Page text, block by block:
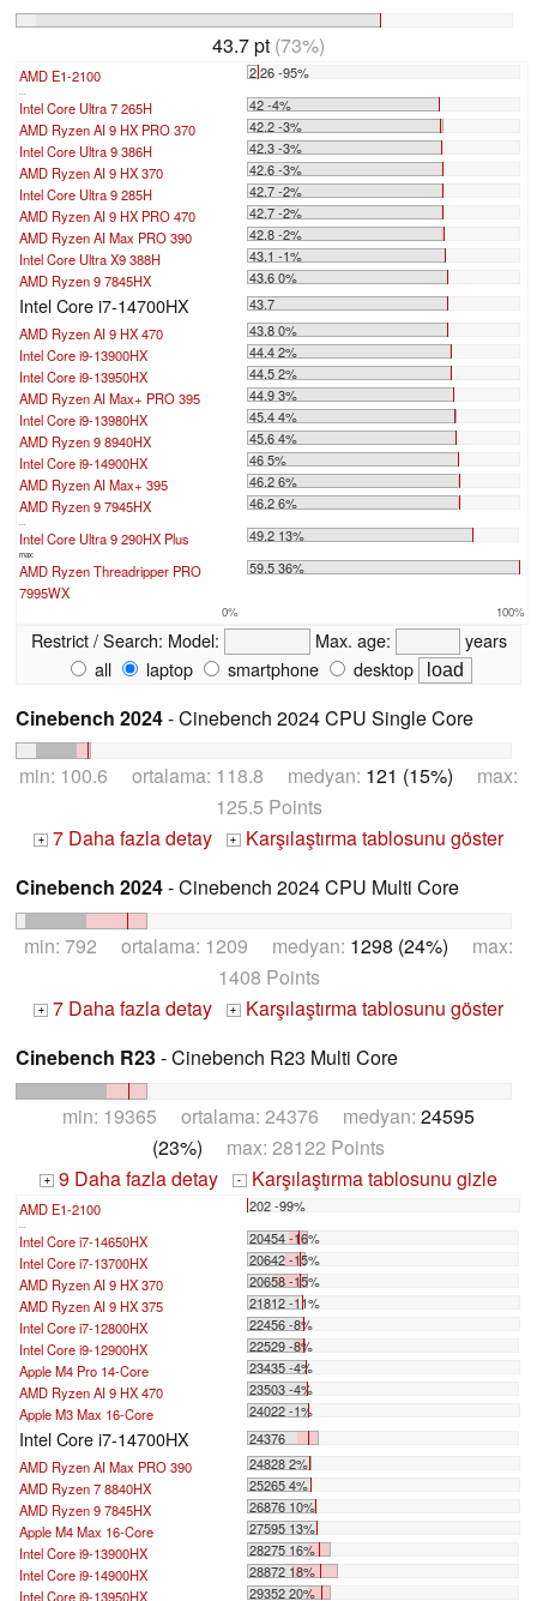
43.7 pt (73%)
AMD E1-2100 2.26 -95%
Intel Core Ultra 7 265H
42 -4%
AMD Ryzen AI 9 HX PRO 370
42.2 -3%
Intel Core Ultra 9 386H
42.3 -3%
AMD Ryzen AI 9 HX 370
42.6 -3%
Intel Core Ultra 9 285H
42.7 -2%
AMD Ryzen AI 9 HX PRO 470
42.7 -2%
AMD Ryzen AI Max PRO 390
42.8 -2%
Intel Core Ultra X9 388H
43.1 -1%
AMD Ryzen 9 7845HX
43.6 0%
Intel Core i7-14700HX
43.7
AMD Ryzen AI 9 HX 470
43.8 0%
Intel Core i9-13900HX
44.4 2%
Intel Core i9-13950HX
44.5 2%
AMD Ryzen AI Max+ PRO 395
44.9 3%
Intel Core i9-13980HX
45.4 4%
AMD Ryzen 9 8940HX
45.6 4%
Intel Core i9-14900HX
46 5%
AMD Ryzen AI Max+ 395
46.2 6%
AMD Ryzen 9 7945HX
46.2 6%
Intel Core Ultra 9 290HX Plus 49.2 13%
max:
AMD Ryzen Threadripper PRO
7995WX
59.5 36%
0% 100%
Restrict / Search: Model: Max. age:
years
all
laptop smartphone desktop
Cinebench 2024- Cinebench 2024 CPU Single Core
min: 100.6 ortalama: 118.8 medyan: 121 (15%) max:
125.5 Points
+ 7 Daha fazla detay + Karşılaştırma tablosunu göster
Cinebench 2024- Cinebench 2024 CPU Multi Core
min: 792 ortalama: 1209 medyan: 1298 (24%) max:
1408 Points
+ 7 Daha fazla detay + Karşılaştırma tablosunu göster
Cinebench R23- Cinebench R23 Multi Core
min: 19365 ortalama: 24376 medyan: 24595
(23%) max: 28122 Points
+ 9 Daha fazla detay - Karşılaştırma tablosunu gizle
AMD E1-2100 202 -99%
...
Intel Core i7-14650HX
20454 -16%
Intel Core i7-13700HX
20642 -15%
AMD Ryzen AI 9 HX 370
20658 -15%
AMD Ryzen AI 9 HX 375
21812 -11%
Intel Core i7-12800HX
22456 -8%
Intel Core i9-12900HX
22529 -8%
Apple M4 Pro 14-Core
23435 -4%
AMD Ryzen AI 9 HX 470
23503 -4%
Apple M3 Max 16-Core
24022 -1%
Intel Core i7-14700HX
24376
AMD Ryzen AI Max PRO 390
24828 2%
AMD Ryzen 7 8840HX
25265 4%
AMD Ryzen 9 7845HX
26876 10%
Apple M4 Max 16-Core
27595 13%
Intel Core i9-13900HX
28275 16%
Intel Core i9-14900HX
28872 18%
Intel Core i9-13950HX
29352 20%